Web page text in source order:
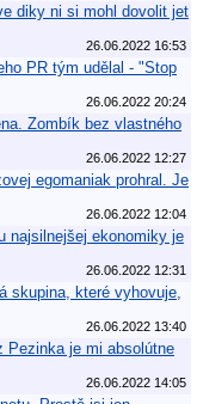
diky ni si mohl dovolit jet
26.06.2022 16:53
PR tým udělal - "Stop
26.06.2022 20:24
Zombík bez vlastného
26.06.2022 12:27
egomaniak prohral. Je
26.06.2022 12:04
najsilnejšej ekonomiky je
26.06.2022 12:31
skupina, které vyhovuje,
26.06.2022 13:40
Pezinka je mi absolútne
26.06.2022 14:05